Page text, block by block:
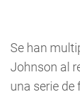
Se han
Johnson al
una serie